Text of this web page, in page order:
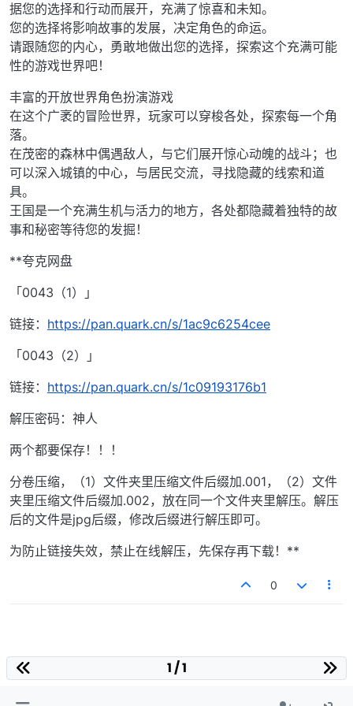
据您的选择和行动而展开，充满了惊喜和未知。
您的选择将影响故事的发展，决定角色的命运。
请跟随您的内心，勇敢地做出您的选择，探索这个充满可能
性的游戏世界吧！
丰富的开放世界角色扮演游戏
在这个广袤的冒险世界，玩家可以穿梭各处，探索每一个角
落。
在茂密的森林中偶遇敌人，与它们展开惊心动魄的战斗；也
可以深入城镇的中心，与居民交流，寻找隐藏的线索和道
具。
王国是一个充满生机与活力的地方，各处都隐藏着独特的故
事和秘密等待您的发掘！
**夸克网盘
「0043（1）」
链接： https://pan.quark.cn/s/1ac9c6254cee
「0043（2）」
链接： https://pan.quark.cn/s/1c09193176b1
解压密码：神人
两个都要保存！！！
分卷压缩，（1）文件夹里压缩文件后缀加.001，（2）文件
夹里压缩文件后缀加.002，放在同一个文件夹里解压。解压
后的文件是jpg后缀，修改后缀进行解压即可。
为防止链接失效，禁止在线解压，先保存再下载！**
0
1 / 1